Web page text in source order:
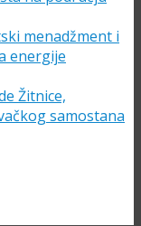
menadžment i
energije
Žitnice,
samostana